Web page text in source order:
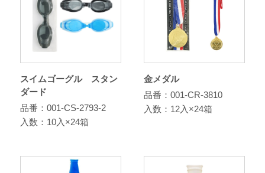
スイムゴーグル スタン
ダード
品番：001-CS-2793-2
入数：10入×24箱
金メダル
品番：001-CR-3810
入数：12入×24箱